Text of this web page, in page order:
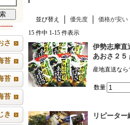
さ
苔
苔
苔
き
並び替え 優先度
価格が安い
15 件中 1-15 件表示
伊勢志摩直
あおさ２５
産地直送な
数量
リピータ